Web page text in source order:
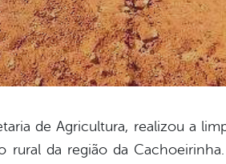
de Agricultura, realizou a
rural da região da